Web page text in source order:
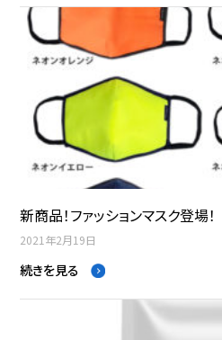
新商品！ファッションマスク登場！
2021年2月19日
続きを見る